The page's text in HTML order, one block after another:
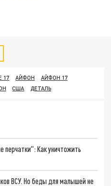
17 АЙФОН
АЙФОН 17
США ДЕТАЛЬ
перчатки": Как уничтожить
ВСУ. Но беды для малышей не